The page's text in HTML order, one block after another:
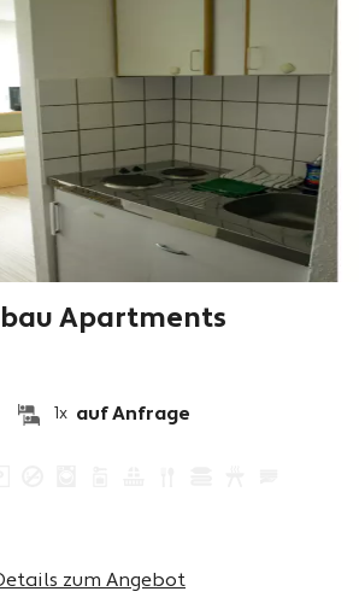
Apartments
1x auf Anfrage
zum Angebot